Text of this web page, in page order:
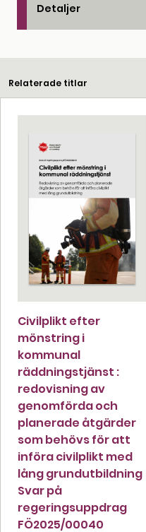
Detaljer
Relaterade titlar
Civilplikt efter
mönstring i
kommunal
räddningstjänst :
redovisning av
genomförda och
planerade åtgärder
som behövs för att
införa civilplikt med
lång grundutbildning
Svar på
regeringsuppdrag
FÖ2025/00040